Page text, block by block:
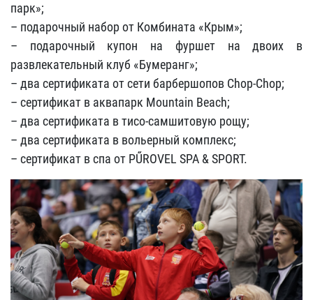
парк»;
– подарочный набор от Комбината «Крым»;
– подарочный купон на фуршет на двоих в
развлекательный клуб «Бумеранг»;
– два сертификата от сети барбершопов Chop-Chop;
– сертификат в аквапарк Mountain Beach;
– два сертификата в тисо-самшитовую рощу;
– два сертификата в вольерный комплекс;
– сертификат в спа от PŰROVEL SPA & SPORT.